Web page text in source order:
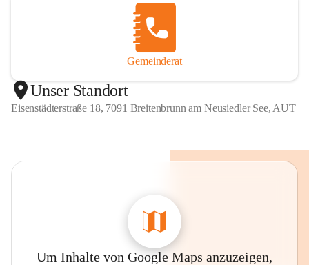
Gemeinderat
Unser Standort
Eisenstädterstraße 18, 7091 Breitenbrunn am Neusiedler See, AUT
Um Inhalte von Google Maps anzuzeigen,